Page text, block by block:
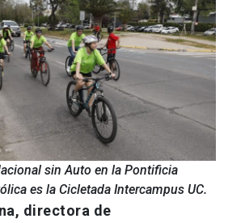
sin Auto en la Pontificia
es la Cicletada Intercampus UC.
directora de